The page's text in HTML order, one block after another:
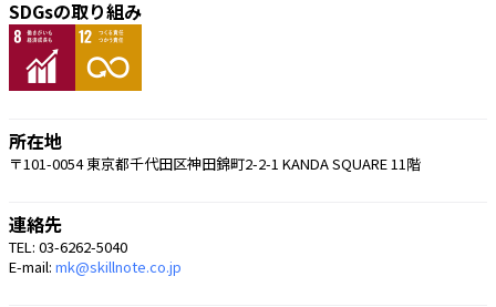
SDGsの取り組み
所在地
〒101-0054 東京都千代田区神田錦町2-2-1 KANDA SQUARE 11階
連絡先
TEL: 03-6262-5040
E-mail: mk@skillnote.co.jp